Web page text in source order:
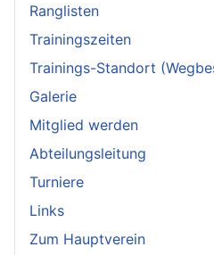
Ranglisten
Trainingszeiten
Trainings-Standort
Galerie
Mitglied werden
Abteilungsleitung
Turniere
Links
Zum Hauptverein